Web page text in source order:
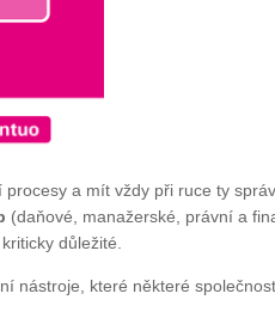
a mít vždy při ruce ty
(daňové, manažerské, právní a
kriticky důležité.
nástroje, které některé